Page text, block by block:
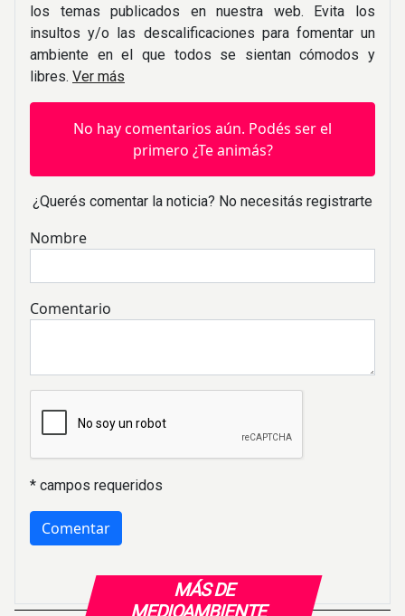
MÁS DE
MEDIOAMBIENTE
los temas publicados en nuestra web. Evita los
insultos y/o las descalificaciones para fomentar un
ambiente en el que todos se sientan cómodos y
libres. Ver más
No hay comentarios aún. Podés ser el
primero ¿Te animás?
¿Querés comentar la noticia? No necesitás registrarte
Nombre
Comentario
* campos requeridos